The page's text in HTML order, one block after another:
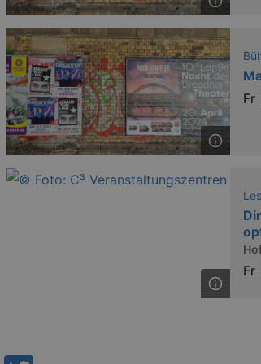
Fr |
Fr |
category. This enables site owners to prevent cookies in each
from being set in the users browser, when consent is not given.
has a normal lifespan of one year, so that returning visitors to
have their preferences remembered. It contains no information
identify the site visitor.
This cookie name is associated with Google Universal
significant update to Google's more commonly used analytics
cookie is used to distinguish unique users by assigning a
generated number as a client identifier. It is included in each
in a site and used to calculate visitor, session and campaign
sites analytics reports. By default it is set to expire after 2 years,
this is customisable by website owners.
This cookie name is associated with Google Universal Analytics.
appears to be a new cookie and as of Spring 2017 no
available from Google. It appears to store and update a
This is a pattern type cookie set by Google Analytics, where
element on the name contains the unique identity number of
or website it relates to. It appears to be a variation of the _gat
is using the new or old version of the Youtube interface.